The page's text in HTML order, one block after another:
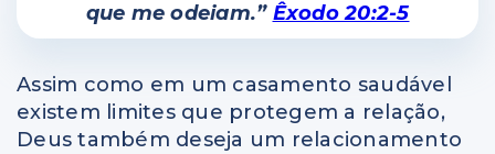
que me odeiam.” Êxodo 20:2-5
Assim como em um casamento saudável
existem limites que protegem a relação,
Deus também deseja um relacionamento